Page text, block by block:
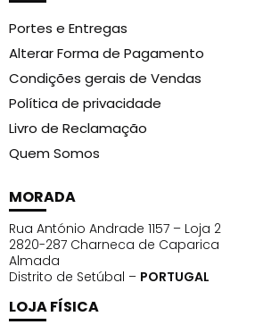
Portes e Entregas
Alterar Forma de Pagamento
Condições gerais de Vendas
Política de privacidade
Livro de Reclamação
Quem Somos
MORADA
Rua António Andrade 1157 – Loja 2
2820-287 Charneca de Caparica
Almada
Distrito de Setúbal – PORTUGAL
LOJA FÍSICA